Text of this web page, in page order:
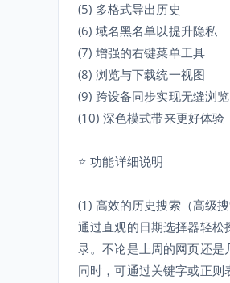
(5) 多格式导出历史
(6) 域名黑名单以提升隐私
(7) 增强的右键菜单工具
(8) 浏览与下载统一视图
(9) 跨设备同步实现无缝浏览
(10) 深色模式带来更好体验
⭐ 功能详细说明
(1) 高效的历史搜索（高级搜
通过直观的日期选择器轻
录。不论是上周的网页还是
同时，可通过关键字或正